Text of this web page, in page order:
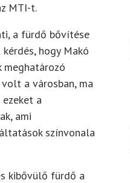
MTI-t.
a fürdő bővítése
hogy Makó
meghatározó
a városban, ma
a
ami
színvonala
kibővülő fürdő a